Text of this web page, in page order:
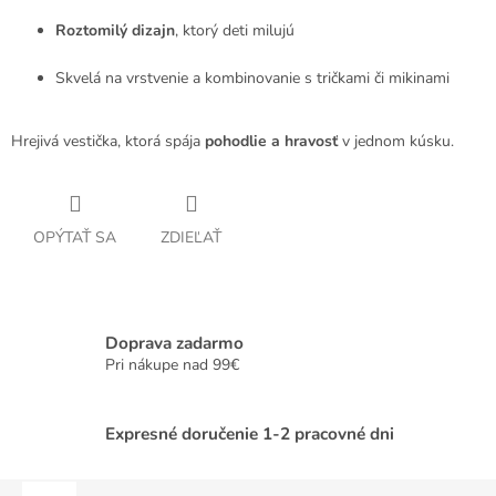
Roztomilý dizajn, ktorý deti milujú
Skvelá na vrstvenie a kombinovanie s tričkami či mikinami
Hrejivá vestička, ktorá spája pohodlie a hravosťv jednom kúsku.
OPÝTAŤ SA ZDIEĽAŤ
Doprava zadarmo
Pri nákupe nad 99€
Expresné doručenie 1-2 pracovné dni